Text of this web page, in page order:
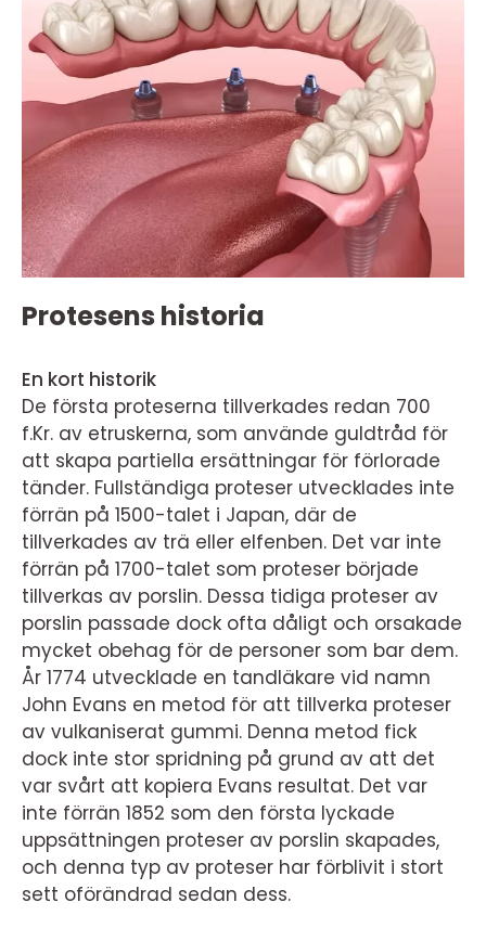
Protesens historia
En kort historik
De första proteserna tillverkades redan 700
f.Kr. av etruskerna, som använde guldtråd för
att skapa partiella ersättningar för förlorade
tänder. Fullständiga proteser utvecklades inte
förrän på 1500-talet i Japan, där de
tillverkades av trä eller elfenben. Det var inte
förrän på 1700-talet som proteser började
tillverkas av porslin. Dessa tidiga proteser av
porslin passade dock ofta dåligt och orsakade
mycket obehag för de personer som bar dem.
År 1774 utvecklade en tandläkare vid namn
John Evans en metod för att tillverka proteser
av vulkaniserat gummi. Denna metod fick
dock inte stor spridning på grund av att det
var svårt att kopiera Evans resultat. Det var
inte förrän 1852 som den första lyckade
uppsättningen proteser av porslin skapades,
och denna typ av proteser har förblivit i stort
sett oförändrad sedan dess.